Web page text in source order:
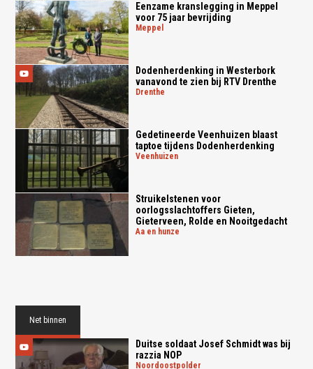
Eenzame kranslegging in Meppel
voor 75 jaar bevrijding
meppel
Dodenherdenking in Westerbork
vanavond te zien bij RTV Drenthe
drenthe
Gedetineerde Veenhuizen blaast
taptoe tijdens Dodenherdenking
veenhuizen
Struikelstenen voor
oorlogsslachtoffers Gieten,
Gieterveen, Rolde en Nooitgedacht
aa en hunze
Net binnen
Duitse soldaat Josef Schmidt was bij
razzia NOP
noordoostpolder